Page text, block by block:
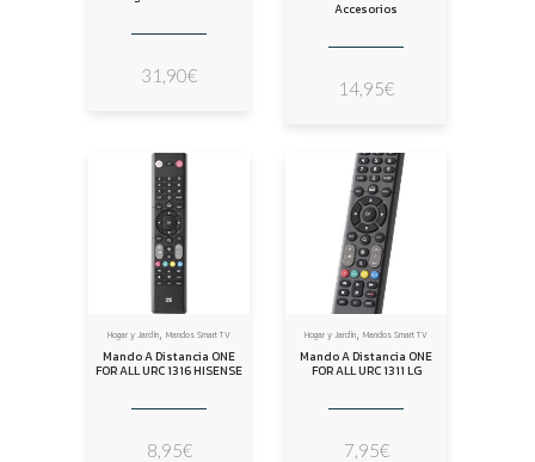
31,90€
Accesorios
14,95€
Hogar y Jardín, Mandos Smart TV
Mando A Distancia ONE
FOR ALL URC 1316 HISENSE
8,95€
Hogar y Jardín, Mandos Smart TV
Mando A Distancia ONE
FOR ALL URC 1311 LG
7,95€